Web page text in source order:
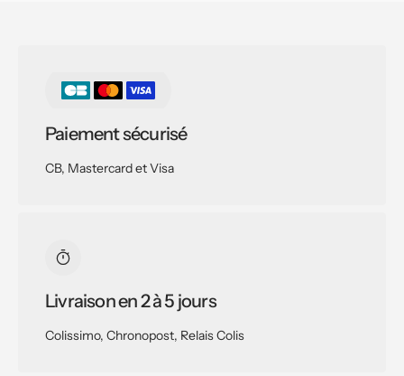
Paiement sécurisé
CB, Mastercard et Visa
Livraison en 2 à 5 jours
Colissimo, Chronopost, Relais Colis